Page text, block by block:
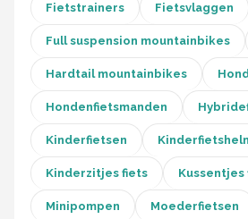
Fietstrainers Fietsvlaggen
Full suspension mountainbikes
Hardtail mountainbikes
Hondenfietsmanden
Kinderfietsen
Kinderzitjes fiets
Minipompen Moederfietsen